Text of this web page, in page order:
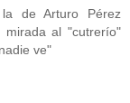
de Arturo Pérez
al "cutrerío"
ve"